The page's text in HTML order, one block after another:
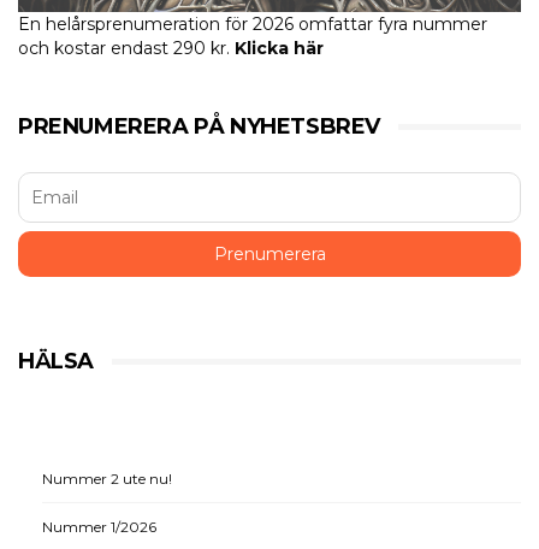
En helårsprenumeration för 2026 omfattar fyra nummer
och kostar endast 290 kr. Klicka här
PRENUMERERA PÅ NYHETSBREV
HÄLSA
Nummer 2 ute nu!
Nummer 1/2026